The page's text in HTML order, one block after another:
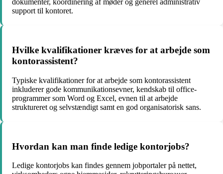
dokumenter, koordinering af møder og generel administrativ
support til kontoret.
Hvilke kvalifikationer kræves for at arbejde som
kontorassistent?
Typiske kvalifikationer for at arbejde som kontorassistent
inkluderer gode kommunikationsevner, kendskab til office-
programmer som Word og Excel, evnen til at arbejde
struktureret og selvstændigt samt en god organisatorisk sans.
Hvordan kan man finde ledige kontorjobs?
Ledige kontorjobs kan findes gennem jobportaler på nettet,